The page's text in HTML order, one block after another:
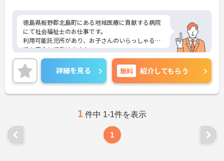
徳島県板野郡北島町にある地域医療に貢献する病院
にて社会福祉士のお仕事です。
利用可能託児所があり、お子さんのいらっしゃる方
でも安心して働けます！
ご興味ある方には、面接対策ポイントなど、さらに
詳細をお話しいたしますのでお気軽にご相談くださ
い。
詳細を見る 無料 紹介してもらう
1 件中 1-1件を表示
1